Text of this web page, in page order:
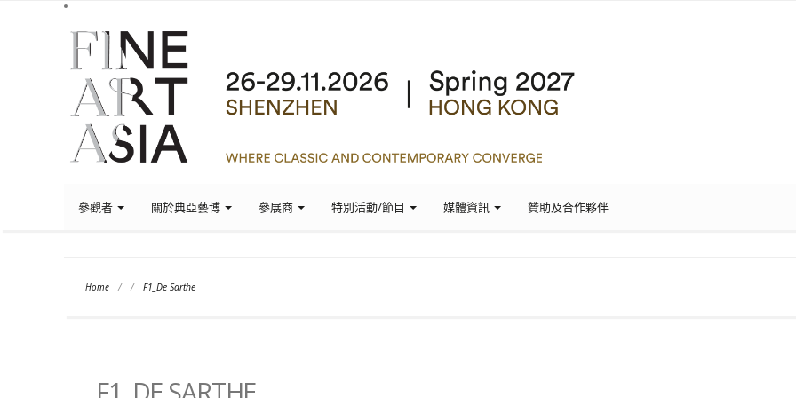
參觀者 關於典亞藝博 參展商 特別活動/節目 媒體資訊 贊助及合作夥伴
Home / / F1_De Sarthe
F1_DE SARTHE